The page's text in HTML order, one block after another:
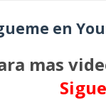
en
mas